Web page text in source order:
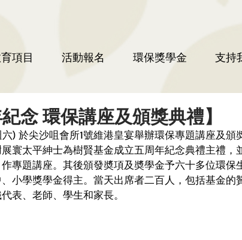
項目 活動報名 環保獎學金 支持
念 環保講座及頒獎典禮】
) 於尖沙咀會所1號維港皇宴舉辦環保專題講座及頒
寰太平紳士為樹賢基金成立五周年紀念典禮主禮，
專題講座。其後頒發奬項及奬學金予六十多位環保
小學獎學金得主。當天出席者二百人，包括基金的
表、老師、學生和家長。